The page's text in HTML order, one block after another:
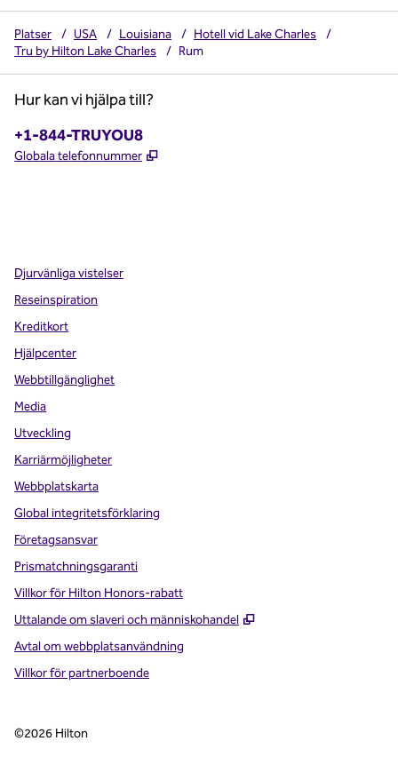
Platser / USA / Louisiana / Hotell vid Lake Charles
/
Tru by Hilton Lake Charles
/ Rum
Hur kan vi hjälpa till?
Telefon:
+1-844-TRUYOU8
Globala telefonnummer ,
Djurvänliga vistelser
Reseinspiration
Kreditkort
Hjälpcenter
Webbtillgänglighet
Media
Utveckling
Karriärmöjligheter
Webbplatskarta
Global integritetsförklaring
Företagsansvar
Prismatchningsgaranti
Villkor för Hilton Honors-rabatt
Uttalande om slaveri och människohandel
,
Avtal om webbplatsanvändning
Villkor för partnerboende
©2026 Hilton